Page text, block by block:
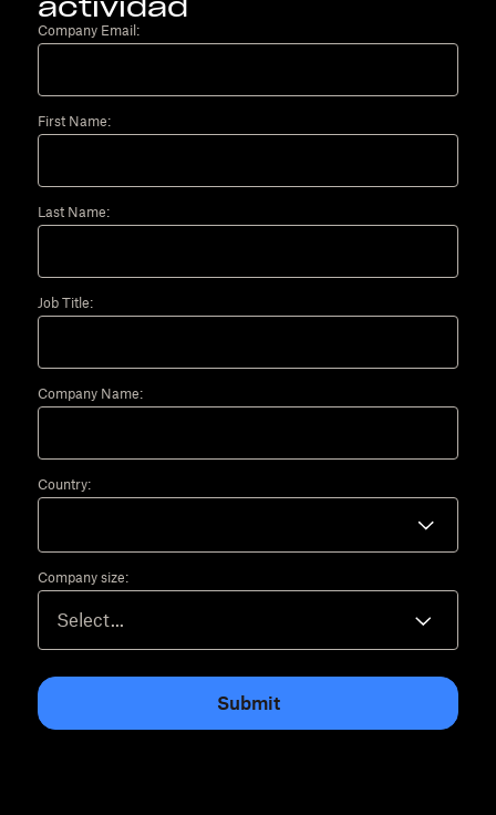
actividad
Company Email:
First Name:
Last Name:
Job Title:
Company Name:
Country:
Company size:
Submit